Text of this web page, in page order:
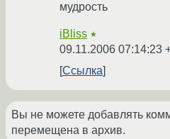
мудрость
iBliss ★
09.11.2006 07:14:23
Ссылка
Вы не можете добавлять
перемещена в архив.